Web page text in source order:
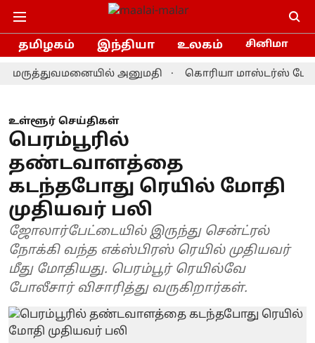
தமிழகம் இந்தியா உலகம் சினிமா
அனுமதி கொரியா மாஸ்டர்ஸ்
உள்ளூர் செய்திகள்
பெரம்பூரில்
தண்டவாளத்தை
கடந்தபோது ரெயில் மோதி
முதியவர் பலி
ஜோலார்பேட்டையில் இருந்து சென்ட்ரல்
நோக்கி வந்த எக்ஸ்பிரஸ் ரெயில் முதியவர்
மீது மோதியது. பெரம்பூர் ரெயில்வே
போலீசார் விசாரித்து வருகிறார்கள்.